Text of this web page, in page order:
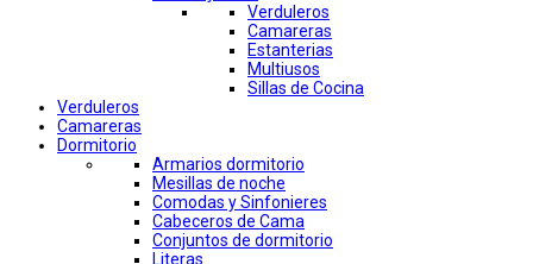
Verduleros
Camareras
Estanterias
Multiusos
Sillas de Cocina
Verduleros
Camareras
Dormitorio
Armarios dormitorio
Mesillas de noche
Comodas y Sinfonieres
Cabeceros de Cama
Conjuntos de dormitorio
Literas